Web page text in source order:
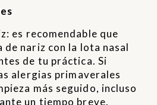
es recomendable que
de nariz con la lota nasal
de tu práctica. Si
alergias primaverales
más seguido, incluso
un tiempo breve.